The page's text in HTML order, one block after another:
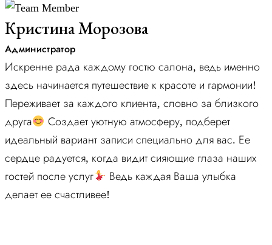
Кристина Морозова
Администратор
Искренне рада каждому гостю салона, ведь именно
здесь начинается путешествие к красоте и гармонии!
Переживает за каждого клиента, словно за близкого
друга
Создает уютную атмосферу, подберет
идеальный вариант записи специально для вас. Ее
сердце радуется, когда видит сияющие глаза наших
гостей после услуг
Ведь каждая Ваша улыбка
делает ее счастливее!